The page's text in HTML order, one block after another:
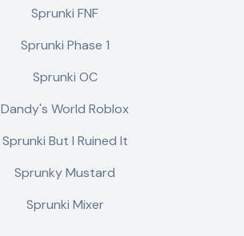
Sprunki FNF
Sprunki Phase 1
Sprunki OC
Dandy's World Roblox
Sprunki But I Ruined It
Sprunky Mustard
Sprunki Mixer